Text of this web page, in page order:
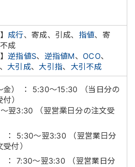
成行、寄成、引成、 指値、寄
成
逆指値S、 逆指値M、 OCO、
、 大引成、 大引指、 大引不成
金） ： 5:30～15:30 （当日分の
）
翌3:30 （翌営業日分の注文受
： 5:30～翌3:30 （翌営業日分
付）
： 7:30～翌3:30 （翌営業日分